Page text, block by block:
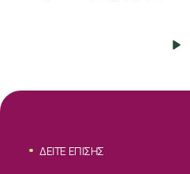
ΔΕΙΤΕ ΕΠΙΣΗΣ